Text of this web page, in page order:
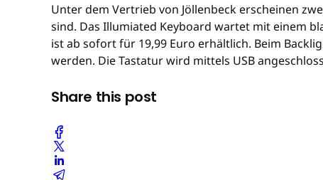
Unter dem Vertrieb von Jöllenbeck erscheinen
sind. Das Illumiated Keyboard wartet mit einem
ist ab sofort für 19,99 Euro erhältlich. Beim
werden. Die Tastatur wird mittels USB
Share this post